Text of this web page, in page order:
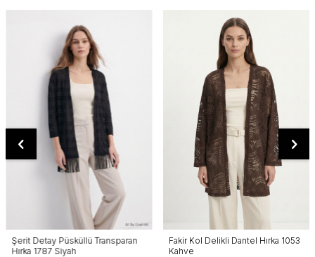
Şerit Detay Püsküllü Transparan
Hırka 1787 Siyah
Fakir Kol Delikli Dantel Hırka 1053
Kahve